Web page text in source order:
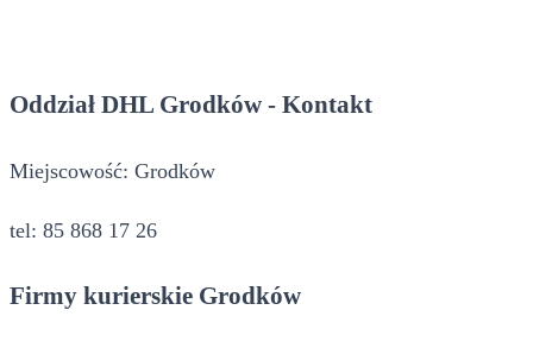
Oddział DHL Grodków - Kontakt
Miejscowość: Grodków
tel: 85 868 17 26
Firmy kurierskie Grodków